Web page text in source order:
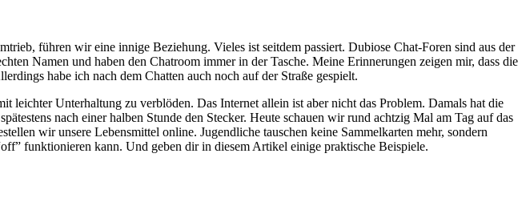
führen wir eine innige Beziehung. Vieles ist seitdem passiert. Dubiose Chat-Foren sind aus der
Namen und haben den Chatroom immer in der Tasche. Meine Erinnerungen zeigen mir, dass die
habe ich nach dem Chatten auch noch auf der Straße gespielt.
leichter Unterhaltung zu verblöden. Das Internet allein ist aber nicht das Problem. Damals hat die
nach einer halben Stunde den Stecker. Heute schauen wir rund achtzig Mal am Tag auf das
wir unsere Lebensmittel online. Jugendliche tauschen keine Sammelkarten mehr, sondern
funktionieren kann. Und geben dir in diesem Artikel einige praktische Beispiele.